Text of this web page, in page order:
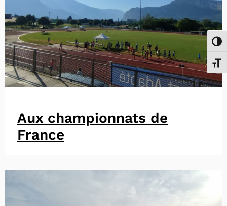
Aux championnats de
France